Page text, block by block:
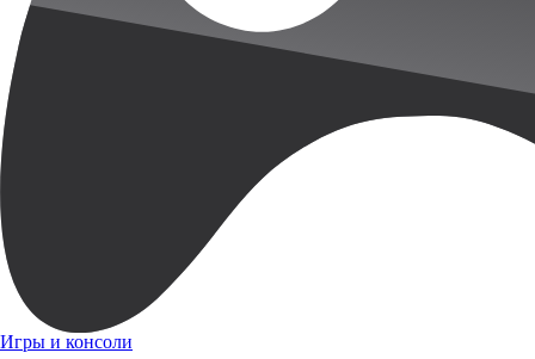
Игры и консоли